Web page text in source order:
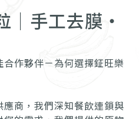
｜手工去膜・
作夥伴－為何選擇鉦旺樂
商，我們深知餐飲連鎖與